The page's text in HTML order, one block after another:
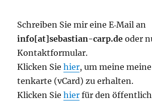
Schrei­ben Sie mir eine E‑Mail an
info[at]sebastian-carp.de oder
Kontaktformular.
Kli­cken Siehier, um mei­ne
ten­kar­te (vCard) zu erhalten.
Kli­cken Siehier für den